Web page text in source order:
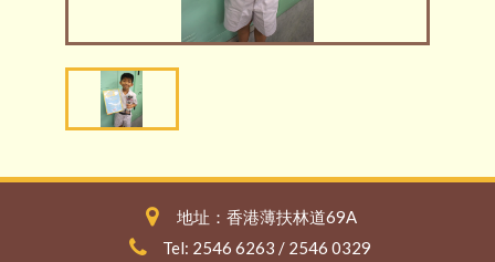
地址：香港薄扶林道69A
Tel: 2546 6263 / 2546 0329